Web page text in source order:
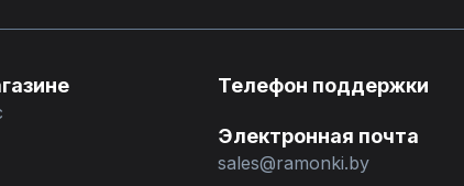
Телефон поддержки
Электронная почта
sales@ramonki.by